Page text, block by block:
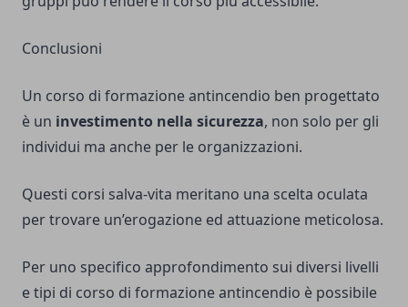
Conclusioni
Un corso di formazione antincendio ben progettato
è un investimento nella sicurezza, non solo per gli
individui ma anche per le organizzazioni.
Questi corsi salva-vita meritano una scelta oculata
per trovare un’erogazione ed attuazione meticolosa.
Per uno specifico approfondimento sui diversi livelli
e tipi di corso di formazione antincendio è possibile